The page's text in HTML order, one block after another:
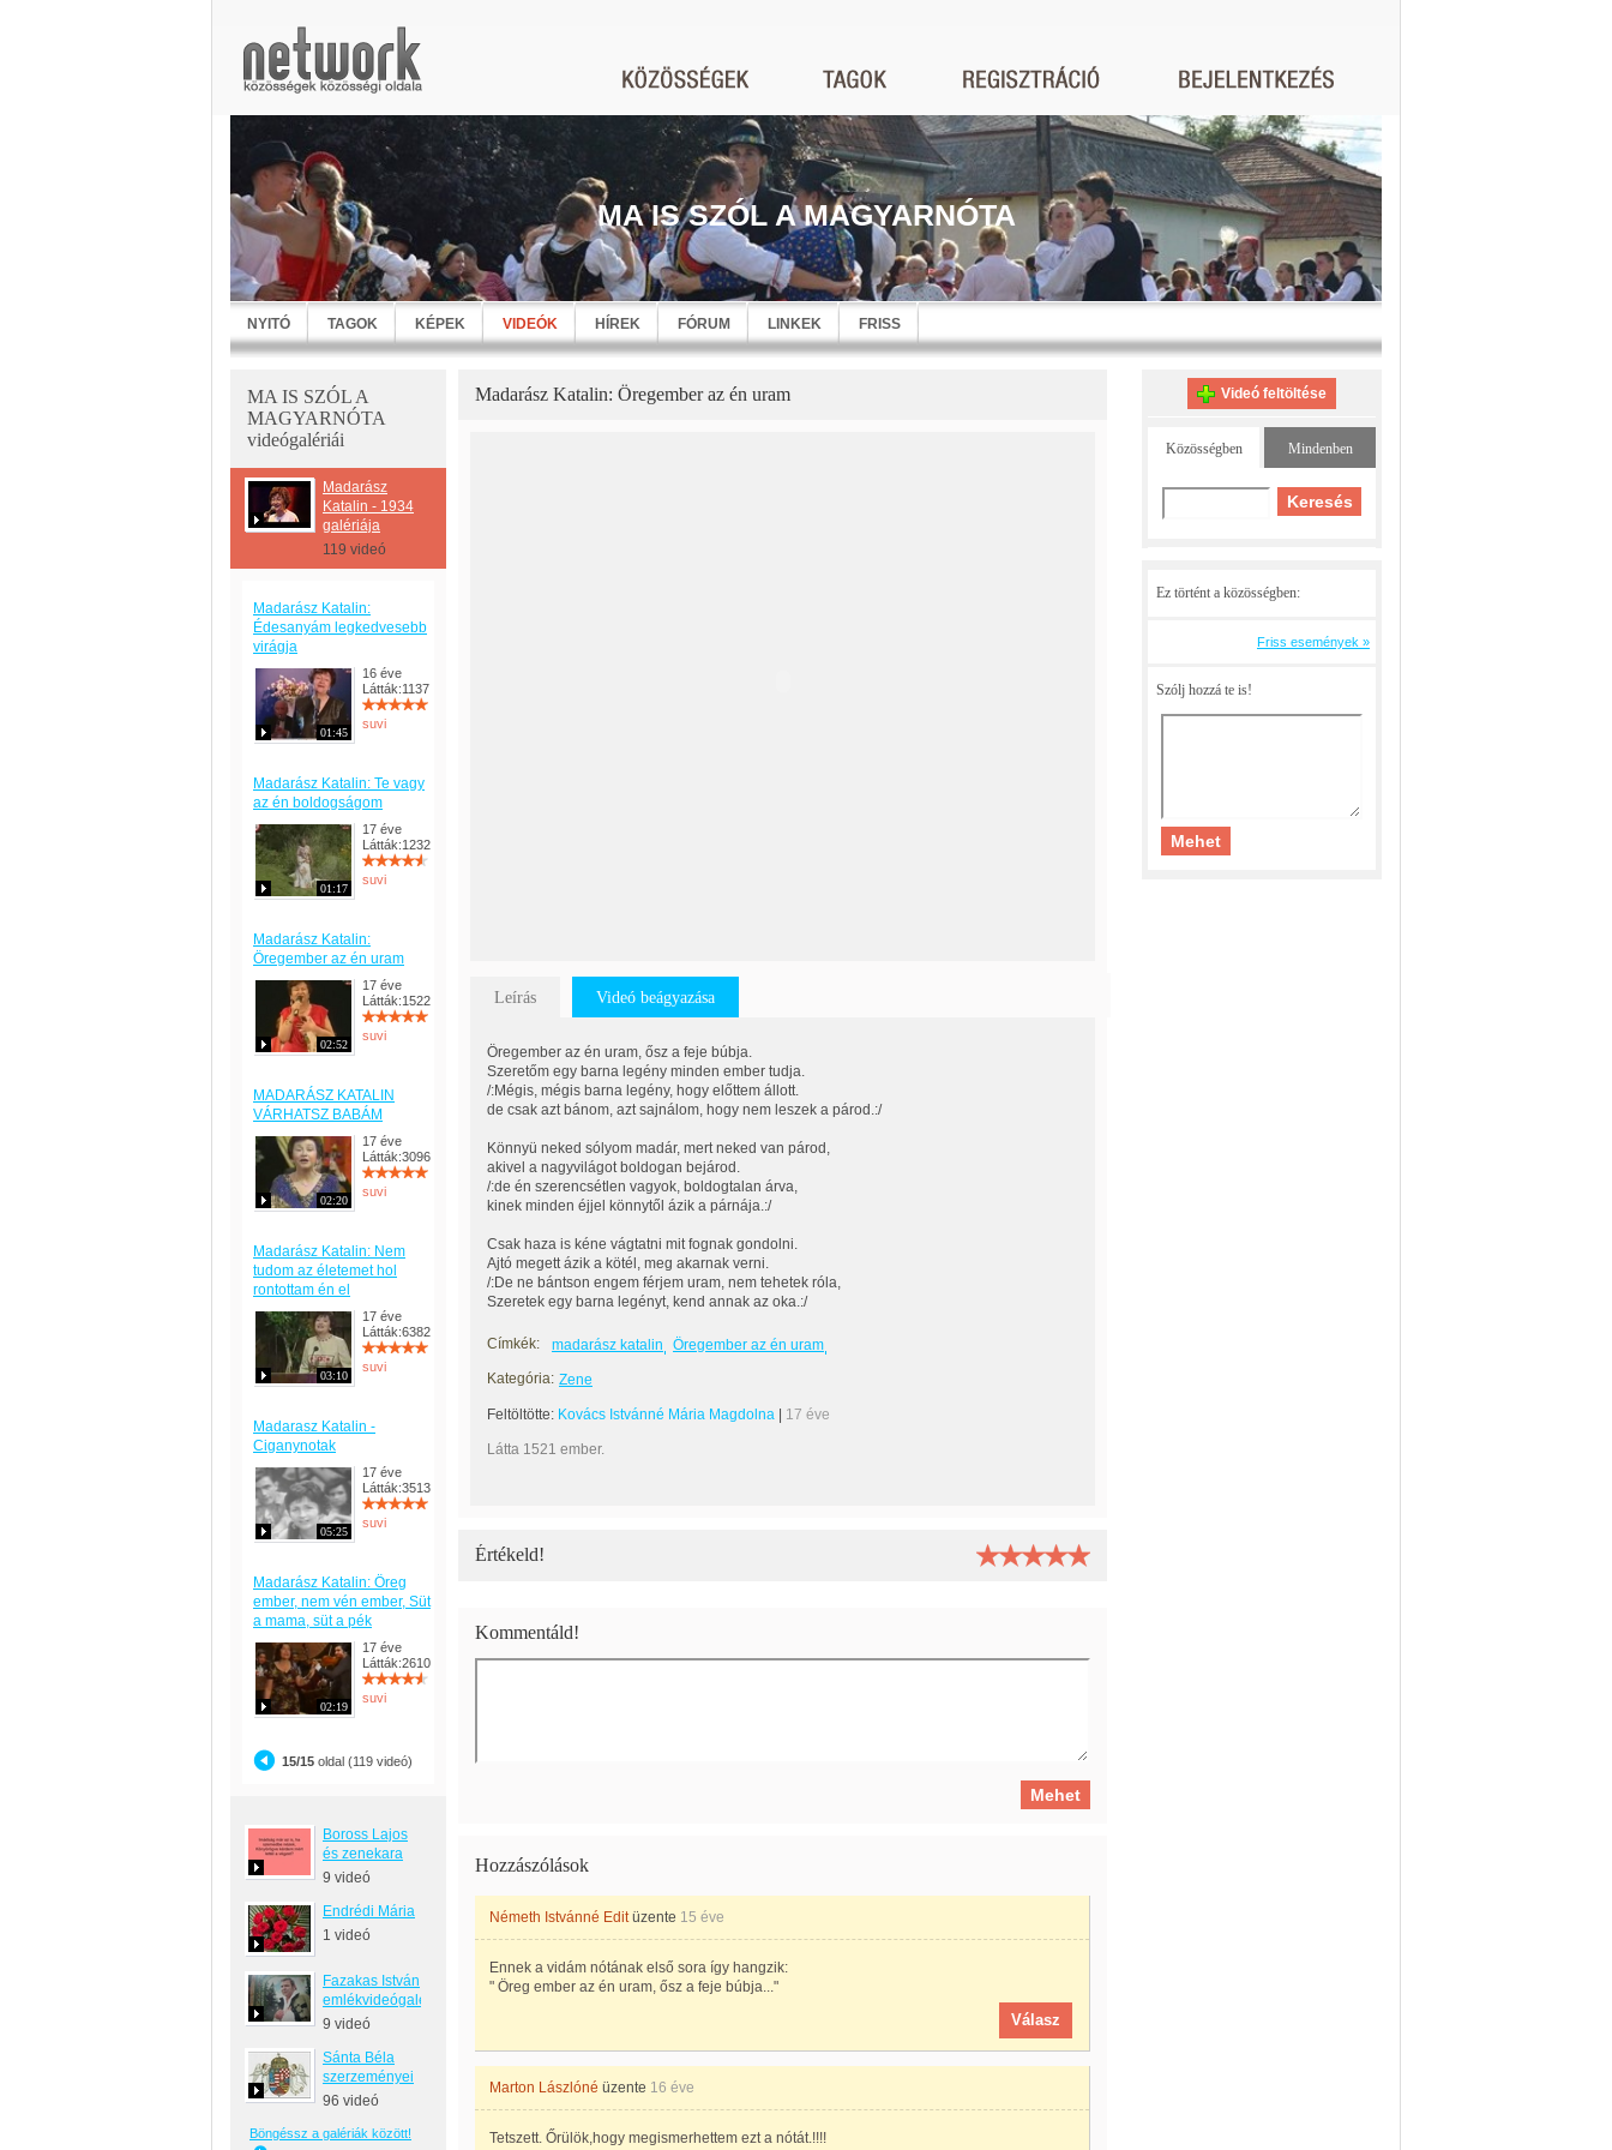
MA IS SZÓL A MAGYARNÓTA
NYITÓ TAGOK KÉPEK VIDEÓK HÍREK FÓRUM LINKEK FRISS
MA IS SZÓL A
MAGYARNÓTA
videógalériái
Madarász
Katalin - 1934
galériája
119 videó
Madarász Katalin:
Édesanyám legkedvesebb
virágja
01:45
16 éve
Látták:1137
suvi
Madarász Katalin: Te vagy
az én boldogságom
01:17
17 éve
Látták:1232
suvi
Madarász Katalin:
Öregember az én uram
02:52
17 éve
Látták:1522
suvi
MADARÁSZ KATALIN
VÁRHATSZ BABÁM
02:20
17 éve
Látták:3096
suvi
Madarász Katalin: Nem
tudom az életemet hol
rontottam én el
03:10
17 éve
Látták:6382
suvi
Madarasz Katalin -
Ciganynotak
05:25
17 éve
Látták:3513
suvi
Madarász Katalin: Öreg
ember, nem vén ember, Süt
a mama, süt a pék
02:19
17 éve
Látták:2610
suvi
15/15oldal (119 videó)
Boross Lajos
és zenekara
9 videó
Endrédi Mária
1 videó
Fazakas István
emlékvideógaléria
9 videó
Sánta Béla
szerzeményei
96 videó
Böngéssz a galériák között!
Madarász Katalin: Öregember az én uram
Leírás Videó beágyazása
Öregember az én uram, ősz a feje búbja.
Szeretőm egy barna legény minden ember tudja.
/:Mégis, mégis barna legény, hogy előttem állott.
de csak azt bánom, azt sajnálom, hogy nem leszek a párod.:/
Könnyü neked sólyom madár, mert neked van párod,
akivel a nagyvilágot boldogan bejárod.
/:de én szerencsétlen vagyok, boldogtalan árva,
kinek minden éjjel könnytől ázik a párnája.:/
Csak haza is kéne vágtatni mit fognak gondolni.
Ajtó megett ázik a kötél, meg akarnak verni.
/:De ne bántson engem férjem uram, nem tehetek róla,
Szeretek egy barna legényt, kend annak az oka.:/
Címkék: madarász katalin
Öregember az én uram
Kategória: Zene
Feltöltötte: Kovács Istvánné Mária Magdolna 17 éve
Látta 1521 ember.
Értékeld!
Kommentáld!
Hozzászólások
Németh Istvánné Editüzente 15 éve
Ennek a vidám nótának első sora így hangzik:
" Öreg ember az én uram, ősz a feje búbja..."
Válasz
Marton Lászlóné üzente 16 éve
Tetszett. Őrülök,hogy megismerhettem ezt a nótát.!!!!
Videó feltöltése
Közösségben Mindenben
Ez történt a közösségben:
Friss események »
Szólj hozzá te is!